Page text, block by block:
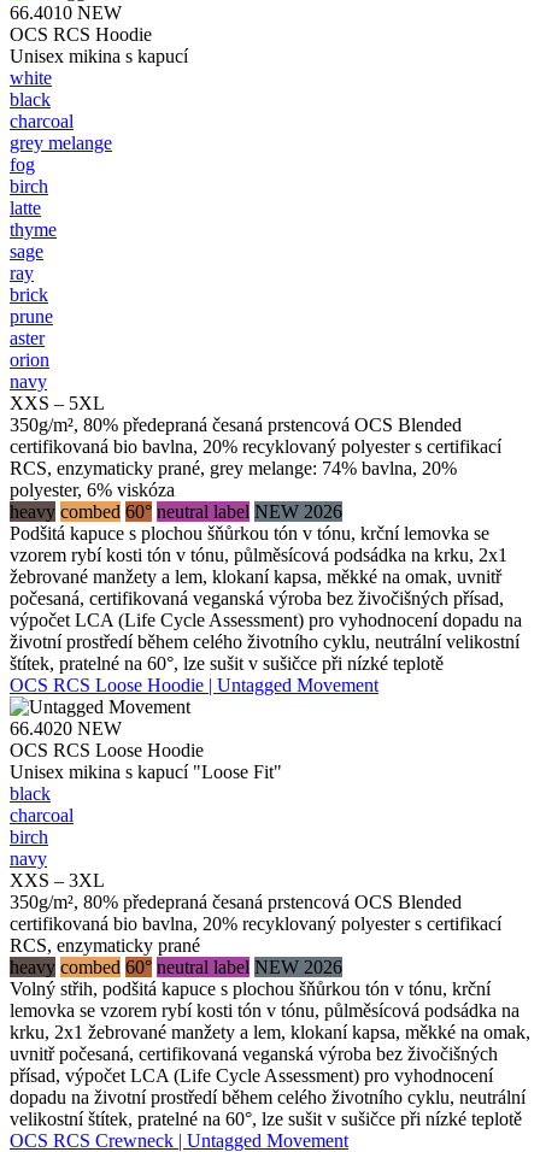
66.4010 NEW
OCS RCS Hoodie
Unisex mikina s kapucí
white
black
charcoal
grey melange
fog
birch
latte
thyme
sage
ray
brick
prune
aster
orion
navy
XXS – 5XL
350g/m², 80% předepraná česaná prstencová OCS Blended
certifikovaná bio bavlna, 20% recyklovaný polyester s certifikací
RCS, enzymaticky prané, grey melange: 74% bavlna, 20%
polyester, 6% viskóza
heavy combed 60° neutral label NEW 2026
Podšitá kapuce s plochou šňůrkou tón v tónu, krční lemovka se
vzorem rybí kosti tón v tónu, půlměsícová podsádka na krku, 2x1
žebrované manžety a lem, klokaní kapsa, měkké na omak, uvnitř
počesaná, certifikovaná veganská výroba bez živočišných přísad,
výpočet LCA (Life Cycle Assessment) pro vyhodnocení dopadu na
životní prostředí během celého životního cyklu, neutrální velikostní
štítek, pratelné na 60°, lze sušit v sušičce při nízké teplotě
OCS RCS Loose Hoodie | Untagged Movement
66.4020 NEW
OCS RCS Loose Hoodie
Unisex mikina s kapucí "Loose Fit"
black
charcoal
birch
navy
XXS – 3XL
350g/m², 80% předepraná česaná prstencová OCS Blended
certifikovaná bio bavlna, 20% recyklovaný polyester s certifikací
RCS, enzymaticky prané
heavy combed 60° neutral label NEW 2026
Volný střih, podšitá kapuce s plochou šňůrkou tón v tónu, krční
lemovka se vzorem rybí kosti tón v tónu, půlměsícová podsádka na
krku, 2x1 žebrované manžety a lem, klokaní kapsa, měkké na omak,
uvnitř počesaná, certifikovaná veganská výroba bez živočišných
přísad, výpočet LCA (Life Cycle Assessment) pro vyhodnocení
dopadu na životní prostředí během celého životního cyklu, neutrální
velikostní štítek, pratelné na 60°, lze sušit v sušičce při nízké teplotě
OCS RCS Crewneck | Untagged Movement